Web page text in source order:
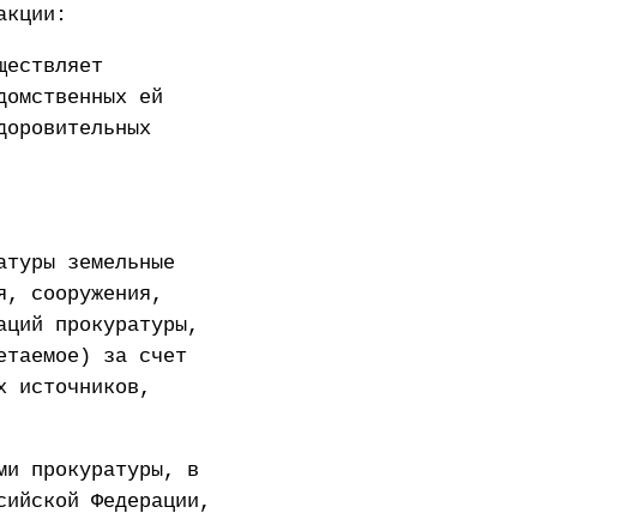
ей
земельные
сооружения,
прокуратуры,
за счет
источников,
прокуратуры, в
Федерации,